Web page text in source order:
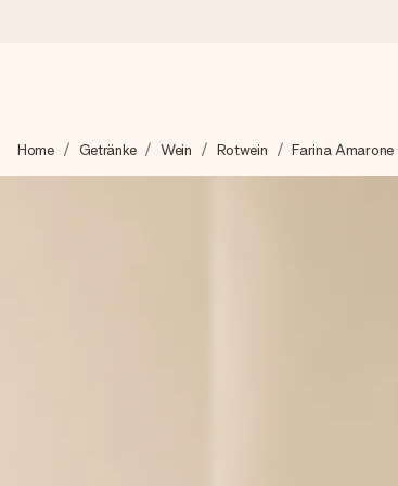
Wir bereiten dein Geschenk sorgfältig vor und
zählt.
Unsere Geschenke begeistern. Kunden
Home Getränke Wein Rotwein Farina Amarone